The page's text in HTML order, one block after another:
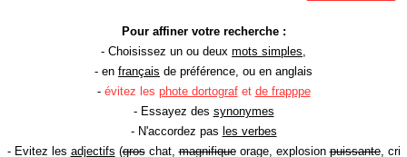
Pour affiner votre recherche :
- Choisissez un ou deux mots simples
- en français de préférence, ou en anglais
- évitez les phote dortografet de frapppe
- Essayez des synonymes
- N'accordez pas les verbes
- Evitez les adjectifs (groschat,magnifiqueorage, explosionpuissante, cri